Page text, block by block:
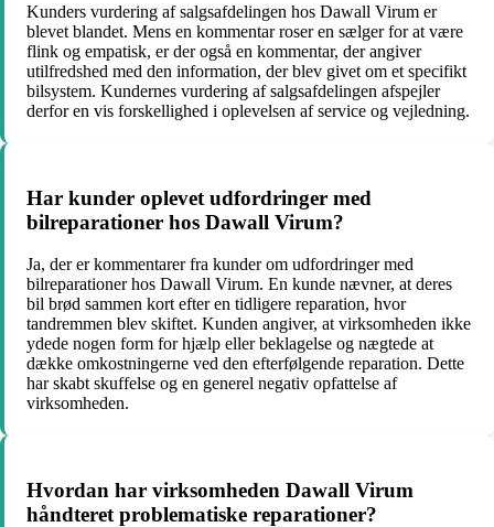
Kunders vurdering af salgsafdelingen hos Dawall Virum er
blevet blandet. Mens en kommentar roser en sælger for at være
flink og empatisk, er der også en kommentar, der angiver
utilfredshed med den information, der blev givet om et specifikt
bilsystem. Kundernes vurdering af salgsafdelingen afspejler
derfor en vis forskellighed i oplevelsen af service og vejledning.
Har kunder oplevet udfordringer med
bilreparationer hos Dawall Virum?
Ja, der er kommentarer fra kunder om udfordringer med
bilreparationer hos Dawall Virum. En kunde nævner, at deres
bil brød sammen kort efter en tidligere reparation, hvor
tandremmen blev skiftet. Kunden angiver, at virksomheden ikke
ydede nogen form for hjælp eller beklagelse og nægtede at
dække omkostningerne ved den efterfølgende reparation. Dette
har skabt skuffelse og en generel negativ opfattelse af
virksomheden.
Hvordan har virksomheden Dawall Virum
håndteret problematiske reparationer?